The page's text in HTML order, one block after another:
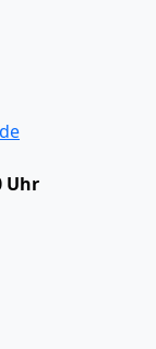
Uhr